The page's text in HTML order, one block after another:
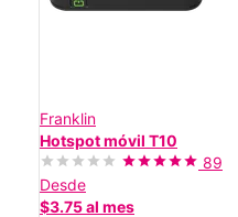
Franklin
Hotspot móvil T10
89
Desde
$3.75 al mes